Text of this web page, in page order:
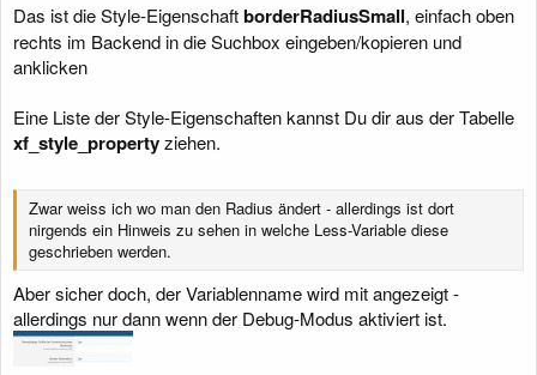
Das ist die Style-EigenschaftborderRadiusSmall, einfach oben
rechts im Backend in die Suchbox eingeben/kopieren und
anklicken
Eine Liste der Style-Eigenschaften kannst Du dir aus der Tabelle
xf_style_propertyziehen.
Zwar weiss ich wo man den Radius ändert - allerdings ist dort
nirgends ein Hinweis zu sehen in welche Less-Variable diese
geschrieben werden.
Aber sicher doch, der Variablenname wird mit angezeigt -
allerdings nur dann wenn der Debug-Modus aktiviert ist.